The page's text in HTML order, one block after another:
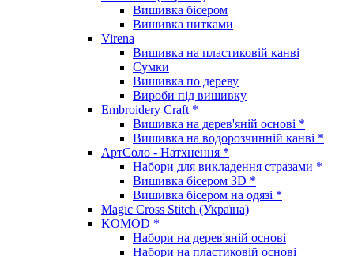
Вишивка бісером
Вишивка нитками
Virena
Вишивка на пластиковій канві
Сумки
Вишивка по дереву
Вироби під вишивку
Embroidery Craft *
Вишивка на дерев'яній основі *
Вишивка на водорозчинній канві *
АртСоло - Натхнення *
Набори для викладення стразами *
Вишивка бісером 3D *
Вишивка бісером на одязі *
Magic Cross Stitch (Україна)
KOMOD *
Набори на дерев'яній основі
Набори на пластиковій основі